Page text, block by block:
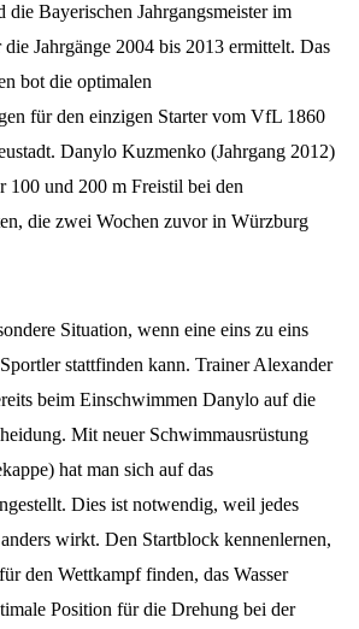
die Bayerischen Jahrgangsmeister im
Jahrgänge 2004 bis 2013 ermittelt. Das
bot die optimalen
für den einzigen Starter vom VfL 1860
Danylo Kuzmenko (Jahrgang 2012)
100 und 200 m Freistil bei den
die zwei Wochen zuvor in Würzburg
Situation, wenn eine eins zu eins
stattfinden kann. Trainer Alexander
beim Einschwimmen Danylo auf die
Mit neuer Schwimmausrüstung
hat man sich auf das
Dies ist notwendig, weil jedes
wirkt. Den Startblock kennenlernen,
den Wettkampf finden, das Wasser
Position für die Drehung bei der